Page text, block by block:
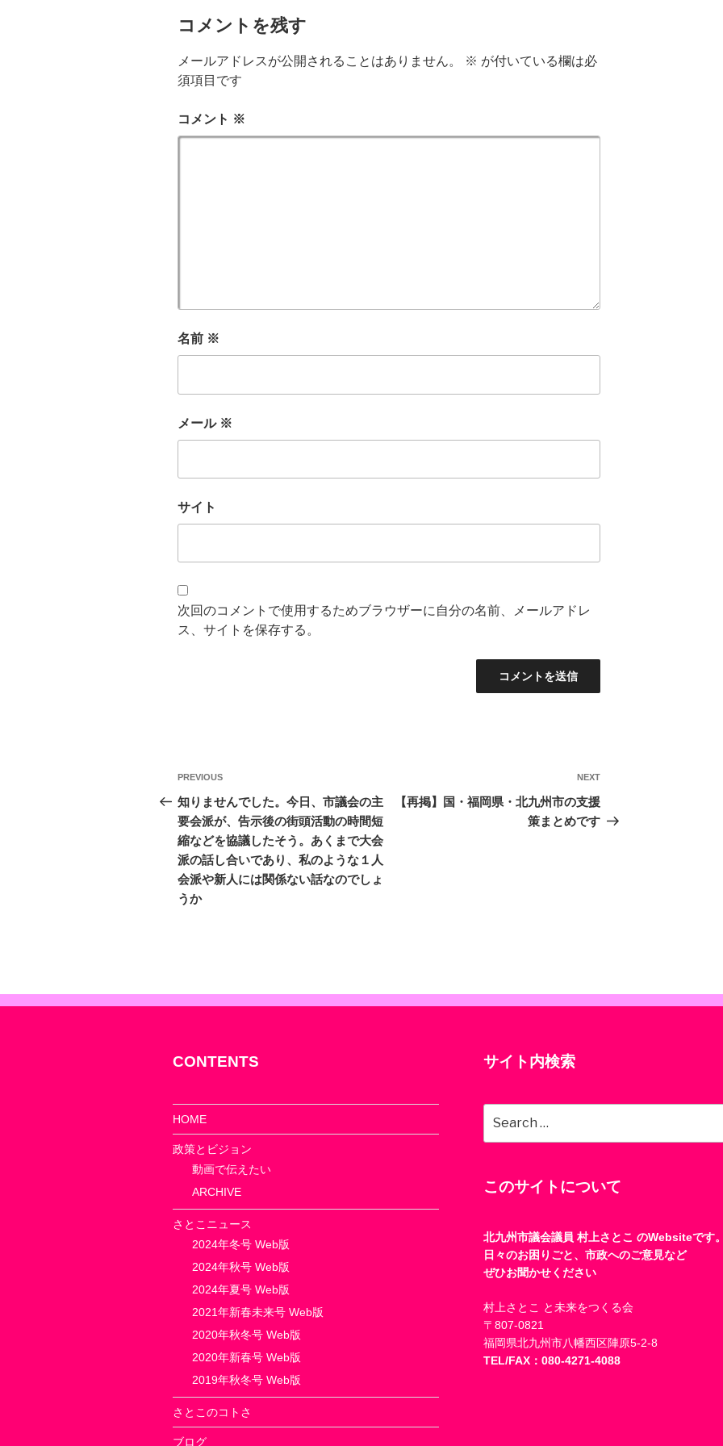
コメントを残す
メールアドレスが公開されることはありません。 ※ が付いている欄は必
須項目です
コメント ※
名前 ※
メール ※
サイト
次回のコメントで使用するためブラウザーに自分の名前、メールアドレ
ス、サイトを保存する。
投
稿
ナ
ビ
ゲ
ン
Previous
Post
PREVIOUS
知りませんでした。今日、市議会の主
要会派が、告示後の街頭活動の時間短
縮などを協議したそう。あくまで大会
派の話し合いであり、私のような１人
会派や新人には関係ない話なのでしょ
うか
Next
Post
NEXT
【再掲】国・福岡県・北九州市の支援
策まとめです
CONTENTS
HOME
政策とビジョン
動画で伝えたい
ARCHIVE
さとこニュース
2024年冬号 Web版
2024年秋号 Web版
2024年夏号 Web版
2021年新春未来号 Web版
2020年秋冬号 Web版
2020年新春号 Web版
2019年秋冬号 Web版
さとこのコトさ
ブログ
サイト内検索
for:
このサイトについて
北九州市議会議員 村上さとこ のWebsiteです
日々のお困りごと、市政へのご意見など
ぜひお聞かせください
村上さとこ と未来をつくる会
〒807-0821
福岡県北九州市八幡西区陣原5-2-8
TEL/FAX：080-4271-4088